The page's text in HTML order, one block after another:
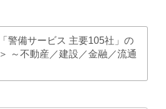
警備サービス 主要105社」の
～不動産／建設／金融／流通